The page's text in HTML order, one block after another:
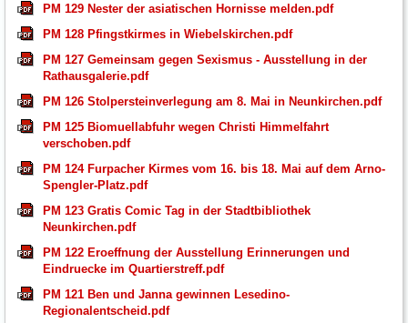
PM 129 Nester der asiatischen Hornisse melden.pdf
PM 128 Pfingstkirmes in Wiebelskirchen.pdf
PM 127 Gemeinsam gegen Sexismus - Ausstellung in der
Rathausgalerie.pdf
PM 126 Stolpersteinverlegung am 8. Mai in Neunkirchen.pdf
PM 125 Biomuellabfuhr wegen Christi Himmelfahrt
verschoben.pdf
PM 124 Furpacher Kirmes vom 16. bis 18. Mai auf dem Arno-
Spengler-Platz.pdf
PM 123 Gratis Comic Tag in der Stadtbibliothek
Neunkirchen.pdf
PM 122 Eroeffnung der Ausstellung Erinnerungen und
Eindruecke im Quartierstreff.pdf
PM 121 Ben und Janna gewinnen Lesedino-
Regionalentscheid.pdf